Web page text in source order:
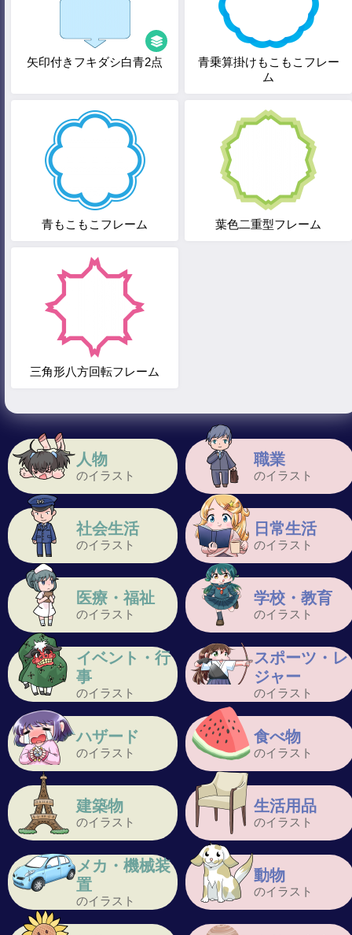
人物
のイラスト
職業
のイラスト
社会生活
のイラスト
日常生活
のイラスト
医療・福祉
のイラスト
学校・教育
のイラスト
イベント・行
事
のイラスト
スポーツ・レ
ジャー
のイラスト
ハザード
のイラスト
食べ物
のイラスト
建築物
のイラスト
生活用品
のイラスト
メカ・機械装
置
のイラスト
動物
のイラスト
矢印付きフキダシ白青2点
青乗算掛けもこもこフレー
ム
青もこもこフレーム 葉色二重型フレーム
三角形八方回転フレーム